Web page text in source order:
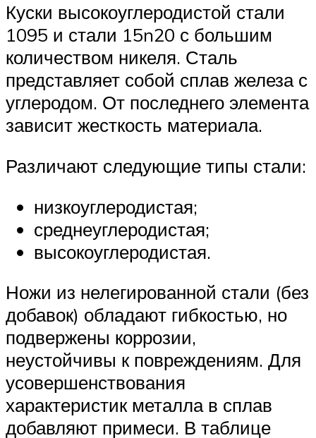
Куски высокоуглеродистой стали
1095 и стали 15n20 с большим
количеством никеля. Сталь
представляет собой сплав железа с
углеродом. От последнего элемента
зависит жесткость материала.
Различают следующие типы стали:
низкоуглеродистая;
среднеуглеродистая;
высокоуглеродистая.
Ножи из нелегированной стали (без
добавок) обладают гибкостью, но
подвержены коррозии,
неустойчивы к повреждениям. Для
усовершенствования
характеристик металла в сплав
добавляют примеси. В таблице